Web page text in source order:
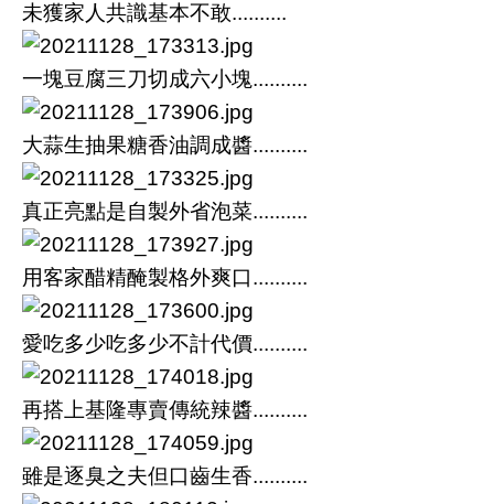
未獲家人共識基本不敢..........
一塊豆腐三刀切成六小塊..........
大蒜生抽果糖香油調成醬..........
真正亮點是自製外省泡菜..........
用客家醋精醃製格外爽口..........
愛吃多少吃多少不計代價..........
再搭上基隆專賣傳統辣醬..........
雖是逐臭之夫但口齒生香..........